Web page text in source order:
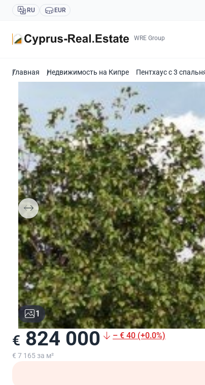
RU EUR
WRE Group
Главная Недвижимость на Кипре Пентхаус с 3
1
€ 824 000 – € 40 (+0.0%)
€ 7 165 за м²